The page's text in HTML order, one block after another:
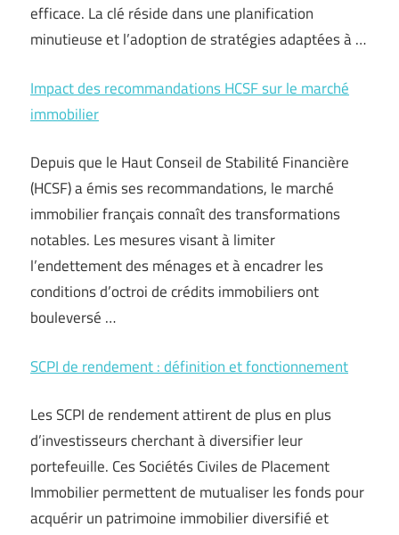
efficace. La clé réside dans une planification
minutieuse et l’adoption de stratégies adaptées à …
Impact des recommandations HCSF sur le marché
immobilier
Depuis que le Haut Conseil de Stabilité Financière
(HCSF) a émis ses recommandations, le marché
immobilier français connaît des transformations
notables. Les mesures visant à limiter
l’endettement des ménages et à encadrer les
conditions d’octroi de crédits immobiliers ont
bouleversé …
SCPI de rendement : définition et fonctionnement
Les SCPI de rendement attirent de plus en plus
d’investisseurs cherchant à diversifier leur
portefeuille. Ces Sociétés Civiles de Placement
Immobilier permettent de mutualiser les fonds pour
acquérir un patrimoine immobilier diversifié et